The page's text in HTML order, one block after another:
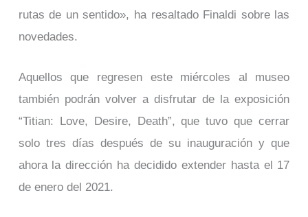
rutas de un sentido», ha resaltado Finaldi sobre las
novedades.
Aquellos que regresen este miércoles al museo
también podrán volver a disfrutar de la exposición
“Titian: Love, Desire, Death”, que tuvo que cerrar
solo tres días después de su inauguración y que
ahora la dirección ha decidido extender hasta el 17
de enero del 2021.